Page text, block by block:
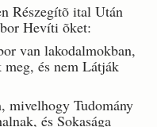
Részegítõ ital Után
Hevíti õket:
van lakodalmokban,
és nem Látják
mivelhogy Tudomány
és Sokasága